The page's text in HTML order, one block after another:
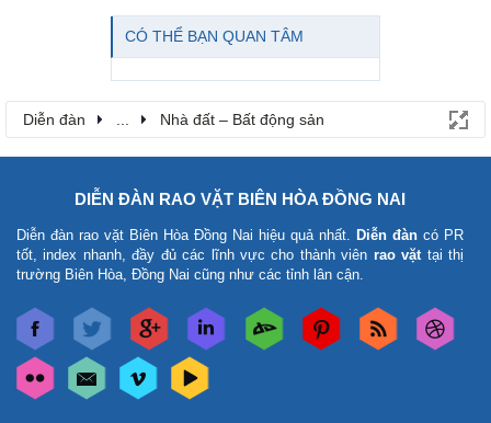
CÓ THỂ BẠN QUAN TÂM
Diễn đàn Nhà đất – Bất động sản
DIỄN ĐÀN RAO VẶT BIÊN HÒA ĐỒNG NAI
Diễn đàn rao vặt Biên Hòa Đồng Nai hiệu quả nhất. Diễn đàn có PR
tốt, index nhanh, đầy đủ các lĩnh vực cho thành viên rao vặt tại thị
trường Biên Hòa, Đồng Nai cũng như các tỉnh lân cận.